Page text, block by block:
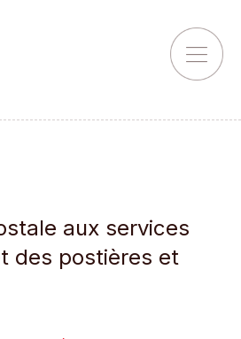
aux services
des postières et